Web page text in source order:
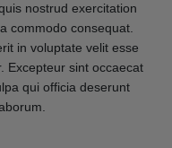
nostrud exercitation
commodo consequat.
in voluptate velit esse
Excepteur sint occaecat
qui officia deserunt